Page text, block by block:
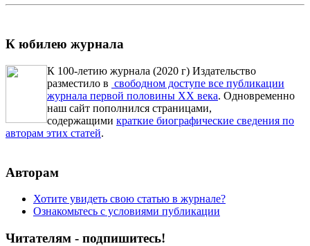
К юбилею журнала
К 100-летию журнала (2020 г) Издательство
разместило в свободном доступе все публикации
журнала первой половины ХХ века. Одновременно
наш сайт пополнился страницами,
содержащими краткие биографические сведения по
авторам этих статей.
Авторам
Хотите увидеть свою статью в журнале?
Ознакомьтесь с условиями публикации
Читателям - подпишитесь!